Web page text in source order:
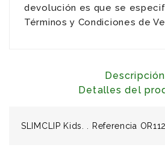
devolución es que se
Términos y Condiciones de
Descripción
Detalles del
SLIMCLIP Kids. . Referencia OR112